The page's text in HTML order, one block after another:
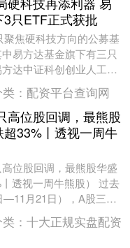
只ETF正式获批
聚焦硬科技方向的公募基
易方达基金旗下有三只
达中证科创创业人工智
证科创板芯片ETF和易
： 配资平台查询网
高位股回调，最熊股
33%丨透视一周牛
高位股回调，最熊股华盛
透视一周牛熊股） 过去
—11月21日），A股三大
截至11月17日收盘，上
： 十大正规实盘配资